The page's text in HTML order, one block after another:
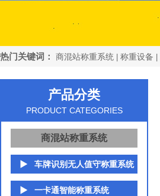
热门关键词： 商混站称重系统 称重设备
产品分类
PRODUCT CATEGORIES
商混站称重系统
车牌识别无人值守称重系统
一卡通智能称重系统